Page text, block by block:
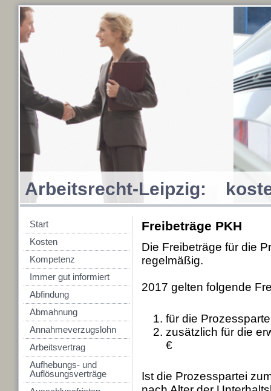
Arbeitsrecht-Leipzig:
Start
Kosten
Kompetenz
Immer gut informiert
Abfindung
Abmahnung
Annahmeverzugslohn
Arbeitsvertrag
Aufhebungs- und
Auflösungsverträge
Freibeträge PKH
Die Freibeträge für die
regelmäßig.
2017 gelten folgende
für die
zusätzlich für die
€
Ist die Prozesspartei